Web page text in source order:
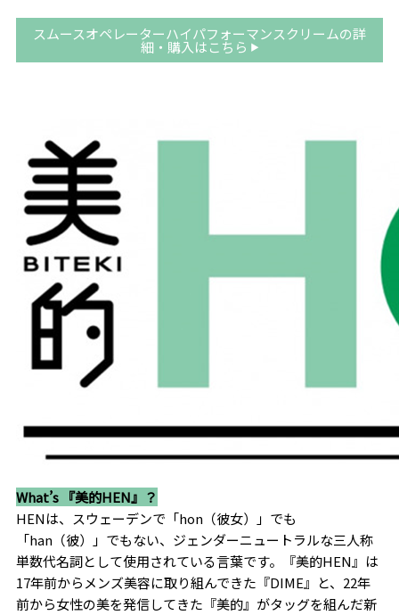
スムースオペレーターハイパフォーマンスクリームの詳
細・購入はこちら
What’s 『美的HEN』？
HENは、スウェーデンで「hon（彼女）」でも
「han（彼）」でもない、ジェンダーニュートラルな三人称
単数代名詞として使用されている言葉です。『美的HEN』は
17年前からメンズ美容に取り組んできた『DIME』と、22年
前から女性の美を発信してきた『美的』がタッグを組んだ新